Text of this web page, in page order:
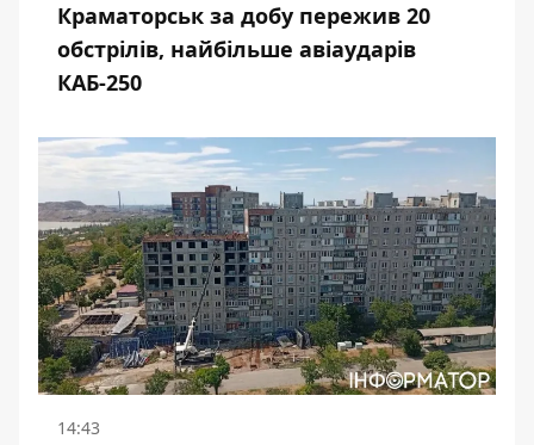
Краматорськ за добу пережив 20
обстрілів, найбільше авіаударів
КАБ-250
14:43